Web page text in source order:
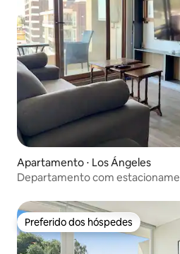
Apartamento ⋅ Los Ángeles
Departamento com
Preferido dos hóspedes
Preferido dos hóspedes